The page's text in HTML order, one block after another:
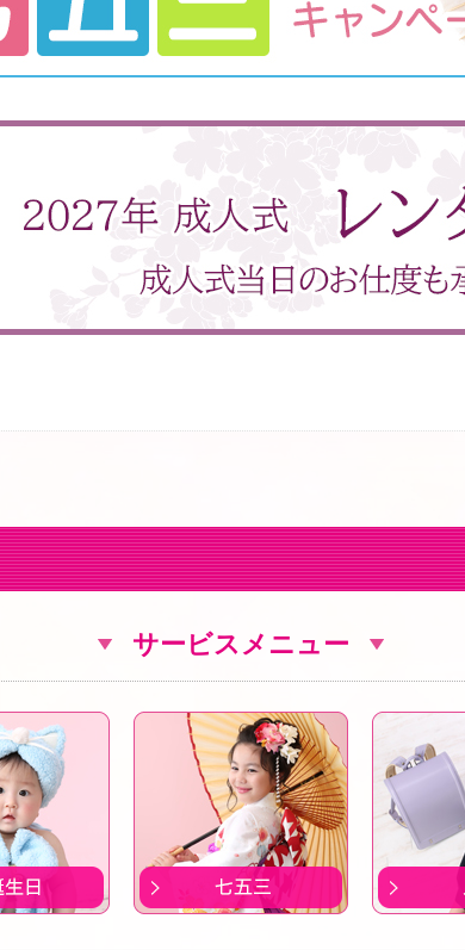
サービスメニュー